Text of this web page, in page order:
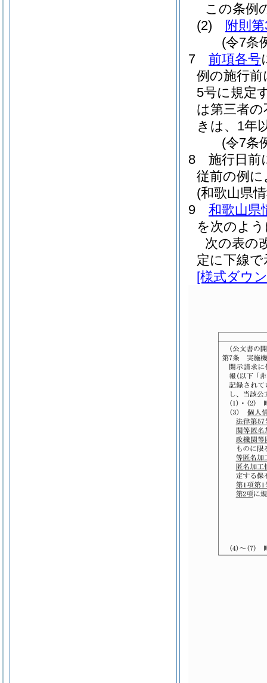
この条例
(2)
附則
(令7条
7
前項各号
例の施行
5号に規定
は第三者
きは、1年
(令7条
8
施行日前
従前の例
(和歌山県
9
和歌山県
を次のよ
次の表の
定に下線
[様式ダウ